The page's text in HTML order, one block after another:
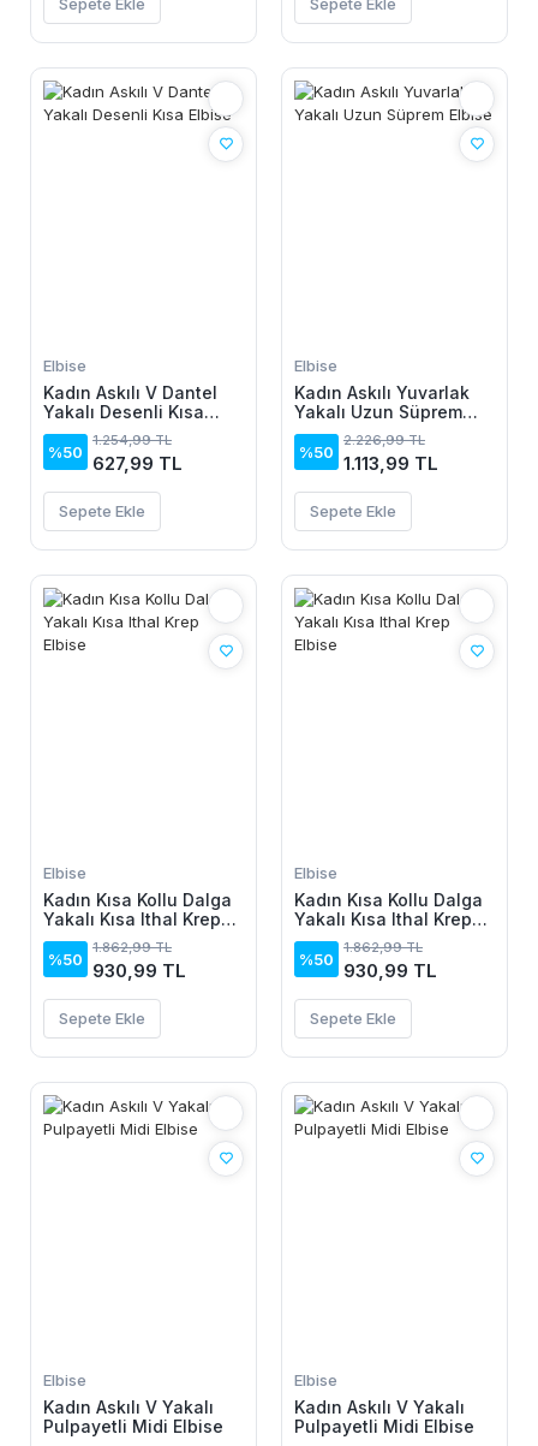
Sepete Ekle Sepete Ekle
Elbise
Kadın Askılı V Dantel
Yakalı Desenli Kısa
Elbise
%50
1.254,99 TL
627,99 TL
Sepete Ekle
Elbise
Kadın Askılı Yuvarlak
Yakalı Uzun Süprem
Elbise
%50
2.226,99 TL
1.113,99 TL
Sepete Ekle
Elbise
Kadın Kısa Kollu Dalga
Yakalı Kısa Ithal Krep
Elbise
%50
1.862,99 TL
930,99 TL
Sepete Ekle
Elbise
Kadın Kısa Kollu Dalga
Yakalı Kısa Ithal Krep
Elbise
%50
1.862,99 TL
930,99 TL
Sepete Ekle
Elbise
Kadın Askılı V Yakalı
Pulpayetli Midi Elbise
Elbise
Kadın Askılı V Yakalı
Pulpayetli Midi Elbise